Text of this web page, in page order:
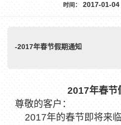
时间： 2017-01-
-2017年春节假期通知
2017年春节
尊敬的客户：
2017年的春节即将来